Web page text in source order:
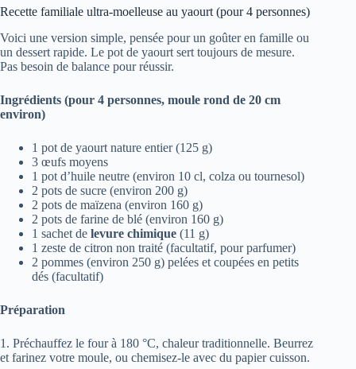
Recette familiale ultra-moelleuse au yaourt (pour 4 personnes)
Voici une version simple, pensée pour un goûter en famille ou
un dessert rapide. Le pot de yaourt sert toujours de mesure.
Pas besoin de balance pour réussir.
Ingrédients (pour 4 personnes, moule rond de 20 cm
environ)
1 pot de yaourt nature entier (125 g)
3 œufs moyens
1 pot d’huile neutre (environ 10 cl, colza ou tournesol)
2 pots de sucre (environ 200 g)
2 pots de maïzena (environ 160 g)
2 pots de farine de blé (environ 160 g)
1 sachet de levure chimique (11 g)
1 zeste de citron non traité (facultatif, pour parfumer)
2 pommes (environ 250 g) pelées et coupées en petits
dés (facultatif)
Préparation
1. Préchauffez le four à 180 °C, chaleur traditionnelle. Beurrez
et farinez votre moule, ou chemisez-le avec du papier cuisson.